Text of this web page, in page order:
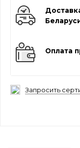
Оплата
Запросить